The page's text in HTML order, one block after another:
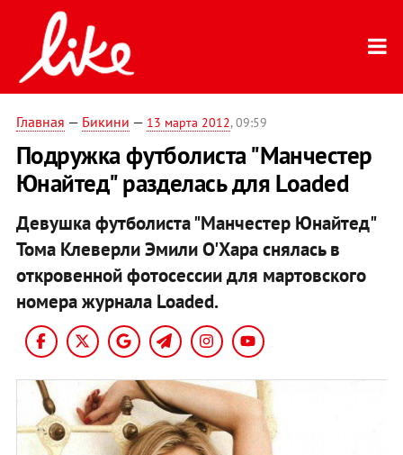
Главная — Бикини — 13 марта 2012, 09:59
Подружка футболиста "Манчестер
Юнайтед" разделась для Loaded
Девушка футболиста "Манчестер Юнайтед"
Тома Клеверли Эмили О'Хара снялась в
откровенной фотосессии для мартовского
номера журнала Loaded.